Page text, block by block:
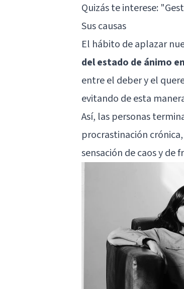
Quizás te interese:
Sus causas
El hábito de aplazar
del estado de ánimo
entre el deber y el
evitando de esta
Así, las personas
procrastinación
sensación de caos y